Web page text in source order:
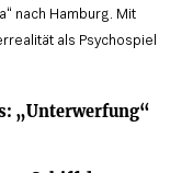
nach Hamburg. Mit
als Psychospiel
„Unterwerfung“